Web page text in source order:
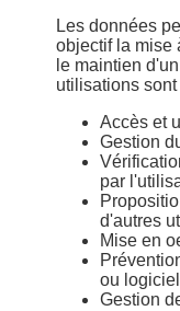
Les données
objectif la mise
le maintien
utilisations
Accès et
Gestion
par
d'autres
Mise en
ou
Gestion